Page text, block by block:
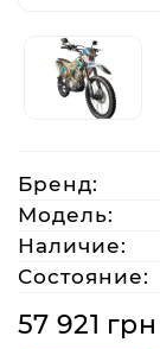
(063)
212
08
76
Бренд:
Модель:
Наличие:
Состояние:
57 921 грн